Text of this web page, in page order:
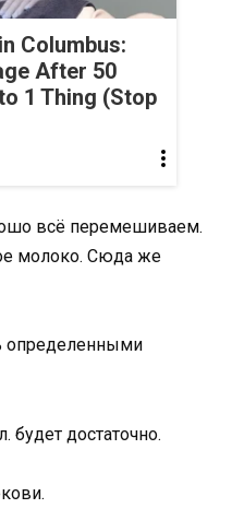
Columbus:
After 50
1 Thing (Stop
всё перемешиваем.
молоко. Сюда же
определенными
будет достаточно.